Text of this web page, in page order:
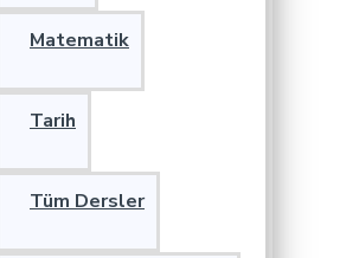
Matematik
Tarih
Tüm Dersler